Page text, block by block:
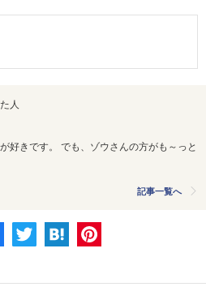
人
好きです。 でも、ゾウさんの方がも～っと
記事一覧へ